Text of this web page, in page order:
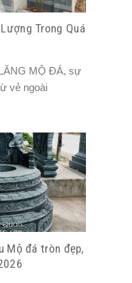
Trong Quá
MỘ ĐÁ, sự
vẻ ngoài
Mộ đá tròn đẹp,